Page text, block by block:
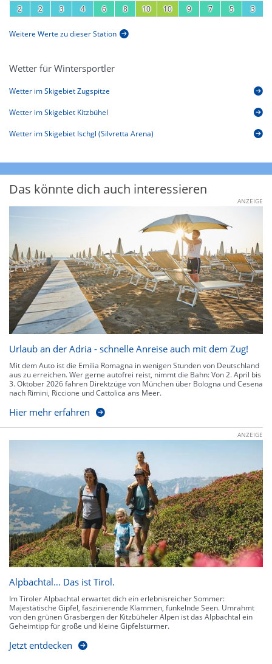
2 2 3 4 6 8 10 10 9 7 5 3
Weitere Werte zu dieser Station
Wetter für Wintersportler
Wetter im Skigebiet Zugspitze
Wetter im Skigebiet Kitzbühel
Wetter im Skigebiet Ischgl (Silvretta Arena)
Das könnte dich auch interessieren
ANZEIGE
Urlaub an der Adria - schnelle Anreise auch mit dem Zug!
Mit dem Auto ist die Emilia Romagna in wenigen Stunden von Deutschland
aus zu erreichen. Wer gerne autofrei reist, nimmt die Bahn: Von 2. April bis
3. Oktober 2026 fahren Direktzüge von München über Bologna und Cesena
nach Rimini, Riccione und Cattolica ans Meer.
Hier mehr erfahren
ANZEIGE
Alpbachtal… Das ist Tirol.
Im Tiroler Alpbachtal erwartet dich ein erlebnisreicher Sommer:
Majestätische Gipfel, faszinierende Klammen, funkelnde Seen. Umrahmt
von den grünen Grasbergen der Kitzbüheler Alpen ist das Alpbachtal ein
Geheimtipp für große und kleine Gipfelstürmer.
Jetzt entdecken